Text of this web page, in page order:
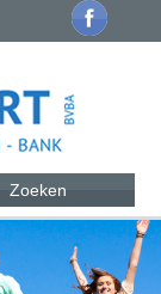
Zoeken